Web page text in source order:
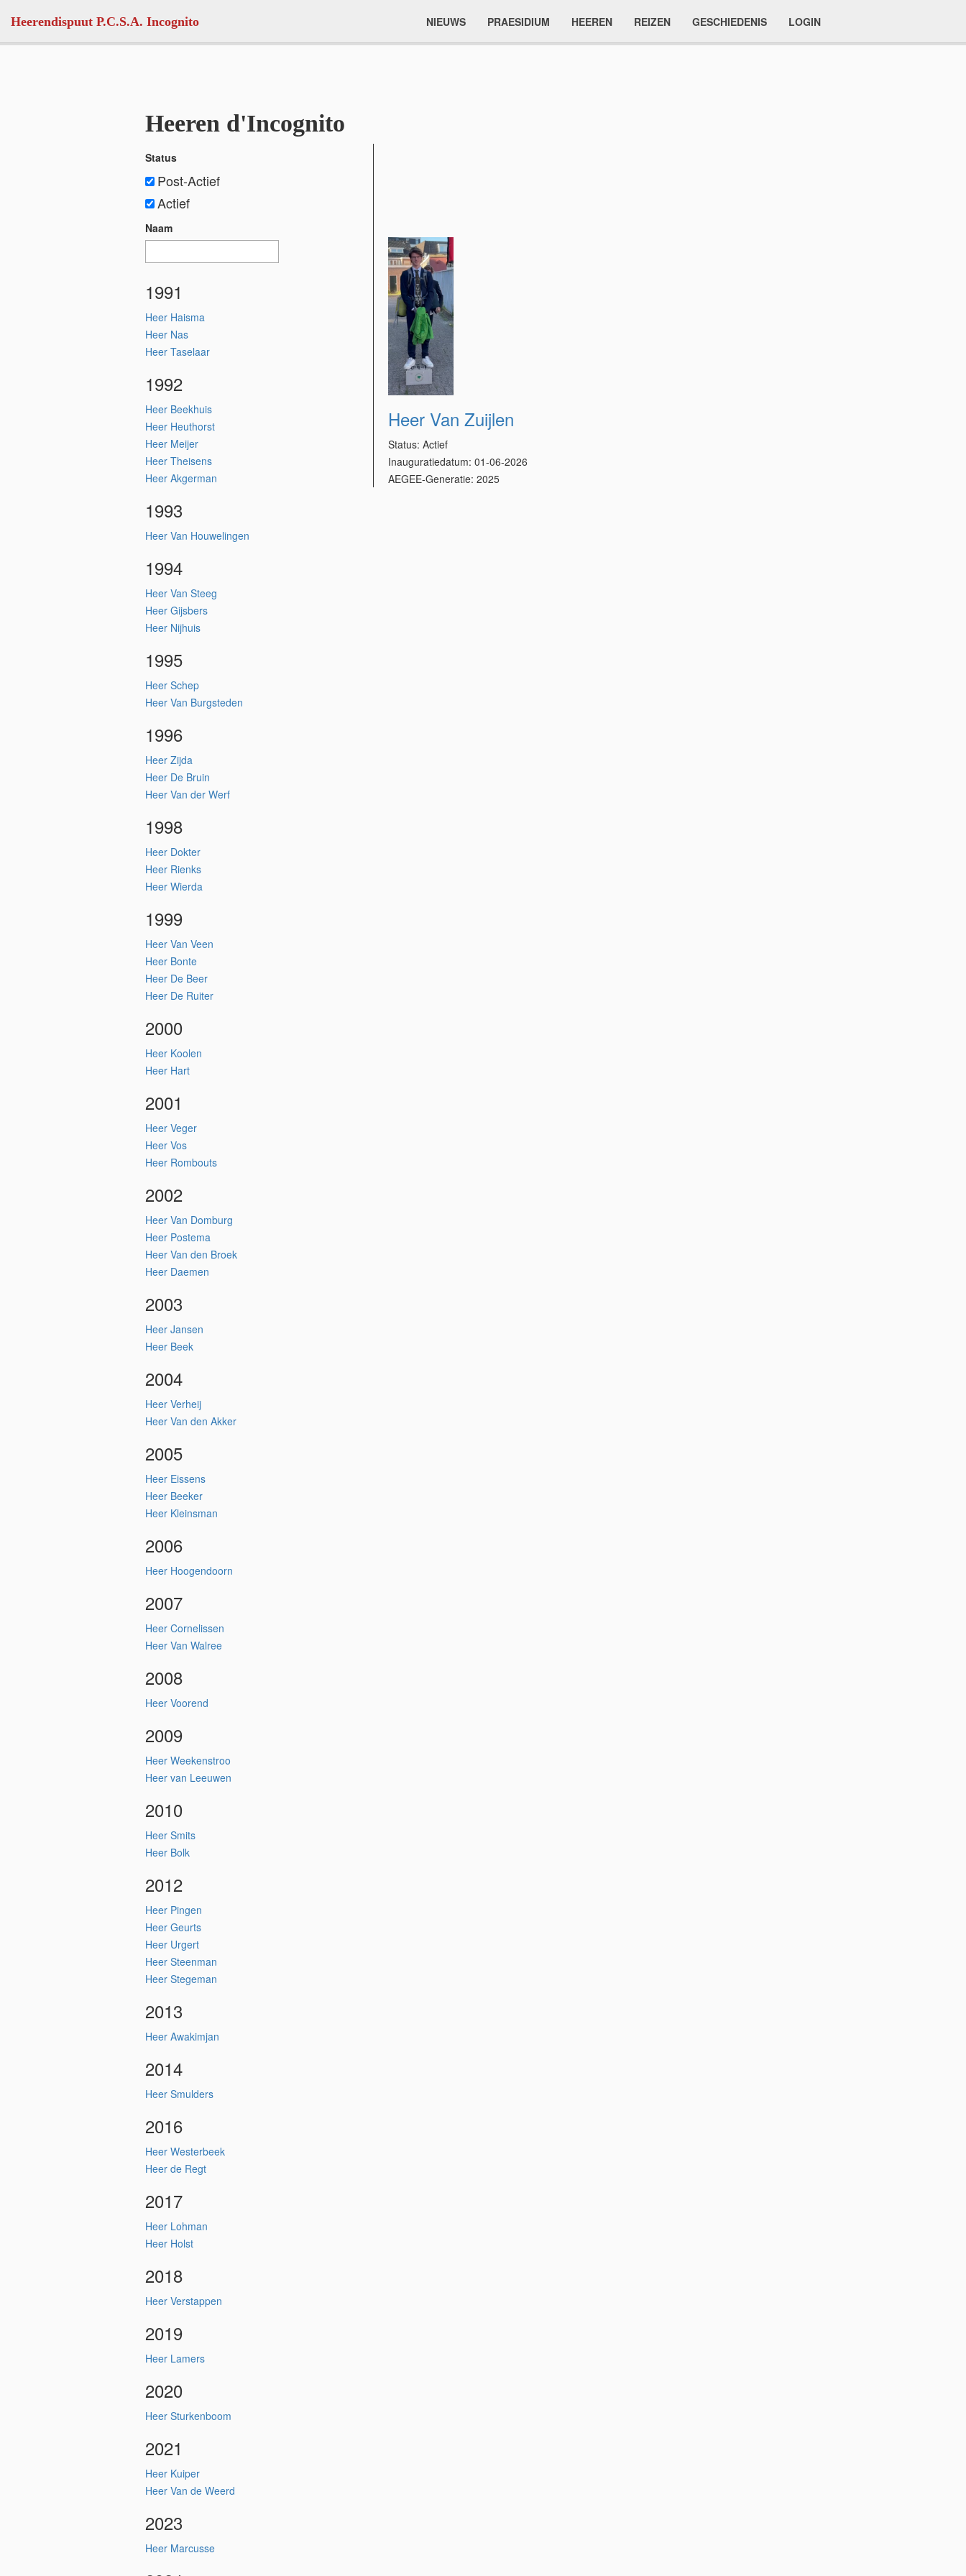
Heerendispuut P.C.S.A. Incognito
NIEUWS PRAESIDIUM HEEREN REIZEN GESCHIEDENIS LOGIN
Heeren d'Incognito
Status
Post-Actief
Actief
Naam
1991
Heer Haisma
Heer Nas
Heer Taselaar
1992
Heer Beekhuis
Heer Heuthorst
Heer Meijer
Heer Theisens
Heer Akgerman
1993
Heer Van Houwelingen
1994
Heer Van Steeg
Heer Gijsbers
Heer Nijhuis
1995
Heer Schep
Heer Van Burgsteden
1996
Heer Zijda
Heer De Bruin
Heer Van der Werf
1998
Heer Dokter
Heer Rienks
Heer Wierda
1999
Heer Van Veen
Heer Bonte
Heer De Beer
Heer De Ruiter
2000
Heer Koolen
Heer Hart
2001
Heer Veger
Heer Vos
Heer Rombouts
2002
Heer Van Domburg
Heer Postema
Heer Van den Broek
Heer Daemen
2003
Heer Jansen
Heer Beek
2004
Heer Verheij
Heer Van den Akker
2005
Heer Eissens
Heer Beeker
Heer Kleinsman
2006
Heer Hoogendoorn
2007
Heer Cornelissen
Heer Van Walree
2008
Heer Voorend
2009
Heer Weekenstroo
Heer van Leeuwen
2010
Heer Smits
Heer Bolk
2012
Heer Pingen
Heer Geurts
Heer Urgert
Heer Steenman
Heer Stegeman
2013
Heer Awakimjan
2014
Heer Smulders
2016
Heer Westerbeek
Heer de Regt
2017
Heer Lohman
Heer Holst
2018
Heer Verstappen
2019
Heer Lamers
2020
Heer Sturkenboom
2021
Heer Kuiper
Heer Van de Weerd
2023
Heer Marcusse
Heer Van Zuijlen
Status:Actief
Inauguratiedatum:01-06-2026
AEGEE-Generatie:2025